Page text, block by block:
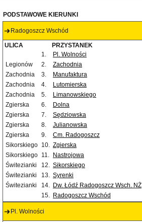
PODSTAWOWE KIERUNKI
Radogoszcz Wschód
ULICA PRZYSTANEK
1.
Pl. Wolności
Legionów
2. Zachodnia
Zachodnia
3. Manufaktura
Zachodnia
4. Lutomierska
Zachodnia
5. Limanowskiego
Zgierska
6. Dolna
Zgierska
7. Sędziowska
Zgierska
8. Julianowska
Zgierska
9. Cm. Radogoszcz
Sikorskiego 10. Zgierska
Sikorskiego 11. Nastrojowa
Świtezianki
12. Sikorskiego
Świtezianki
13. Syrenki
Świtezianki
14. Dw. Łódź Radogoszcz Wsch. NŻ
15. Radogoszcz Wschód
Pl. Wolności